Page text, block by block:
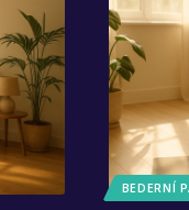
BEDERNÍ